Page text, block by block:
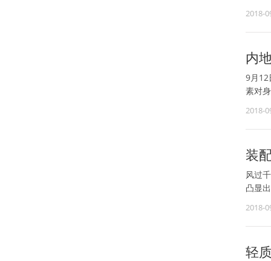
2018-
内
9月12
素对
2018-
装
风过
凸显
2018-
轻